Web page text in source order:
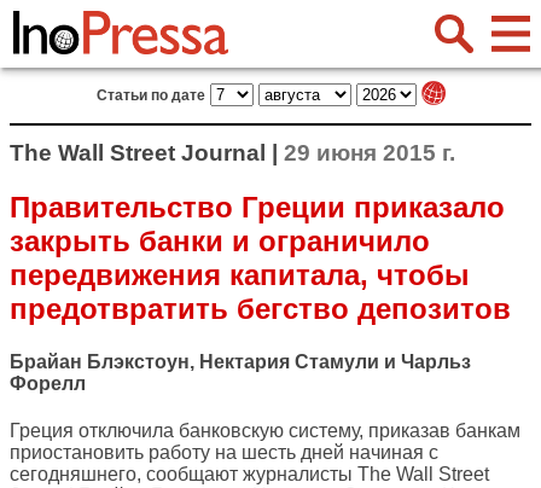
Статьи по дате
The Wall Street Journal | 29 июня 2015 г.
Правительство Греции приказало
закрыть банки и ограничило
передвижения капитала, чтобы
предотвратить бегство депозитов
Брайан Блэкстоун, Нектария Стамули и Чарльз
Форелл
Греция отключила банковскую систему, приказав банкам
приостановить работу на шесть дней начиная с
сегодняшнего, сообщают журналисты The Wall Street